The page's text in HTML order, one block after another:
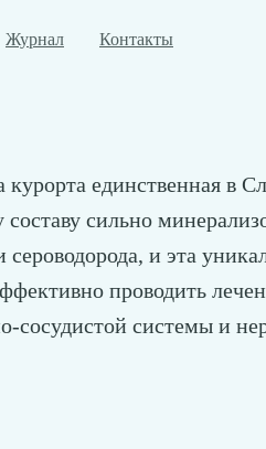
Журнал Контакты
единственная в
составу сильно
сероводорода, и эта
проводить
сосудистой системы и